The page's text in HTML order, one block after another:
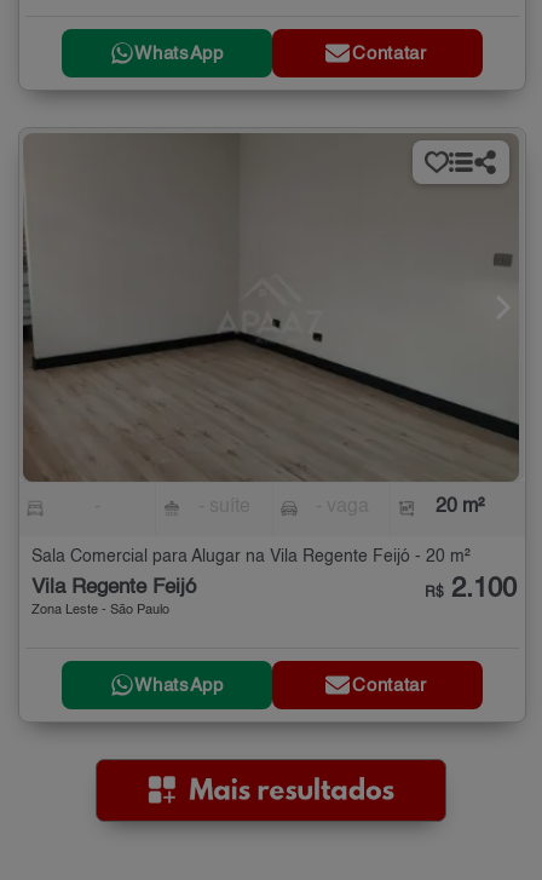
WhatsApp Contatar
20 m²
Sala Comercial para Alugar na Vila Regente Feijó - 20 m²
Vila Regente Feijó
Zona Leste - São Paulo
R$ 2.100
WhatsApp Contatar